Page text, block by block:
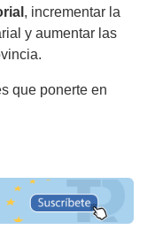
, incrementar la
y aumentar las
que ponerte en